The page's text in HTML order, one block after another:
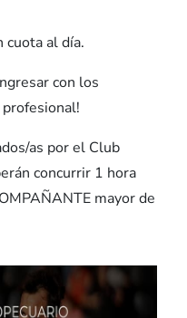
cuota al día.
con los
as por el Club
concurrir 1 hora
mayor de